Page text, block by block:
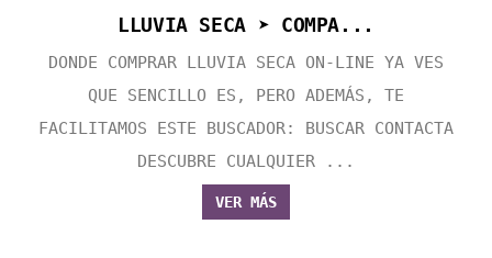
LLUVIA SECA ➤ COMPA...
DONDE COMPRAR LLUVIA SECA ON-LINE YA VES
QUE SENCILLO ES, PERO ADEMÁS, TE
FACILITAMOS ESTE BUSCADOR: BUSCAR CONTACTA
DESCUBRE CUALQUIER ...
VER MÁS